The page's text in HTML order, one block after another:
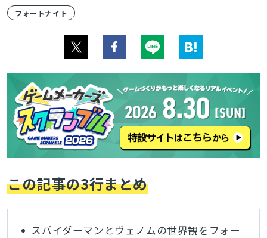
フォートナイト
この記事の3行まとめ
スパイダーマンとヴェノムの世界観をフォー